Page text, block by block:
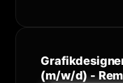
(m/w/d) -